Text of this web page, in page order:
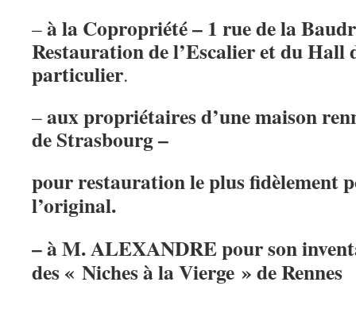
–à la Copropriété – 1 rue de la
Restauration de l’Escalier et du Hall
particulier.
–aux propriétaires d’une maison
de Strasbourg –
pour restauration le plus fidèlement
l’original.
– à M. ALEXANDRE pour son
des « Niches à la Vierge » de Rennes